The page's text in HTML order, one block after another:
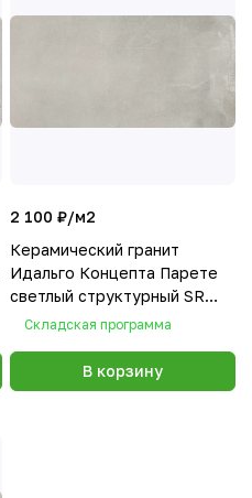
2 100 ₽/м2
Керамический гранит
Идальго Концепта Парете
светлый структурный SR
60x120
Складская программа
В корзину